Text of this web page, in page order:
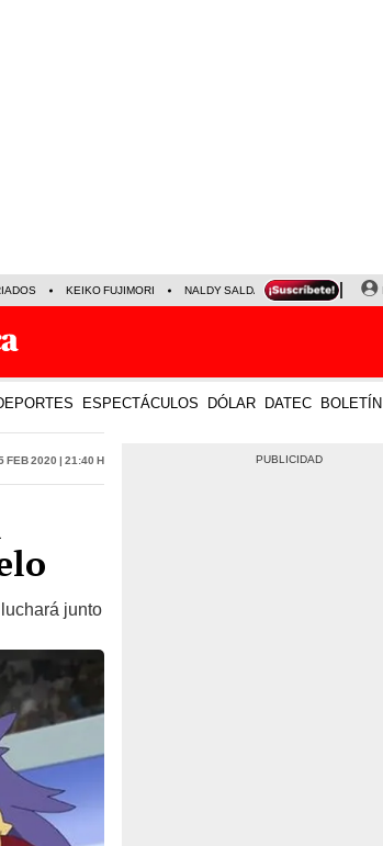
KEIKO FUJIMORI NALDY SALDAÑA JAVIER MILEI
ESPECTÁCULOS DÓLAR DATEC BOLETÍN
Feb 2020 | 21:40 h
junto